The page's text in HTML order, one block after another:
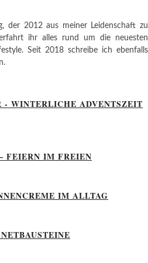
der 2012 aus meiner Leidenschaft zu
ihr alles rund um die neuesten
Seit 2018 schreibe ich ebenfalls
- WINTERLICHE ADVENTSZEIT
FEIERN IM FREIEN
IM ALLTAG